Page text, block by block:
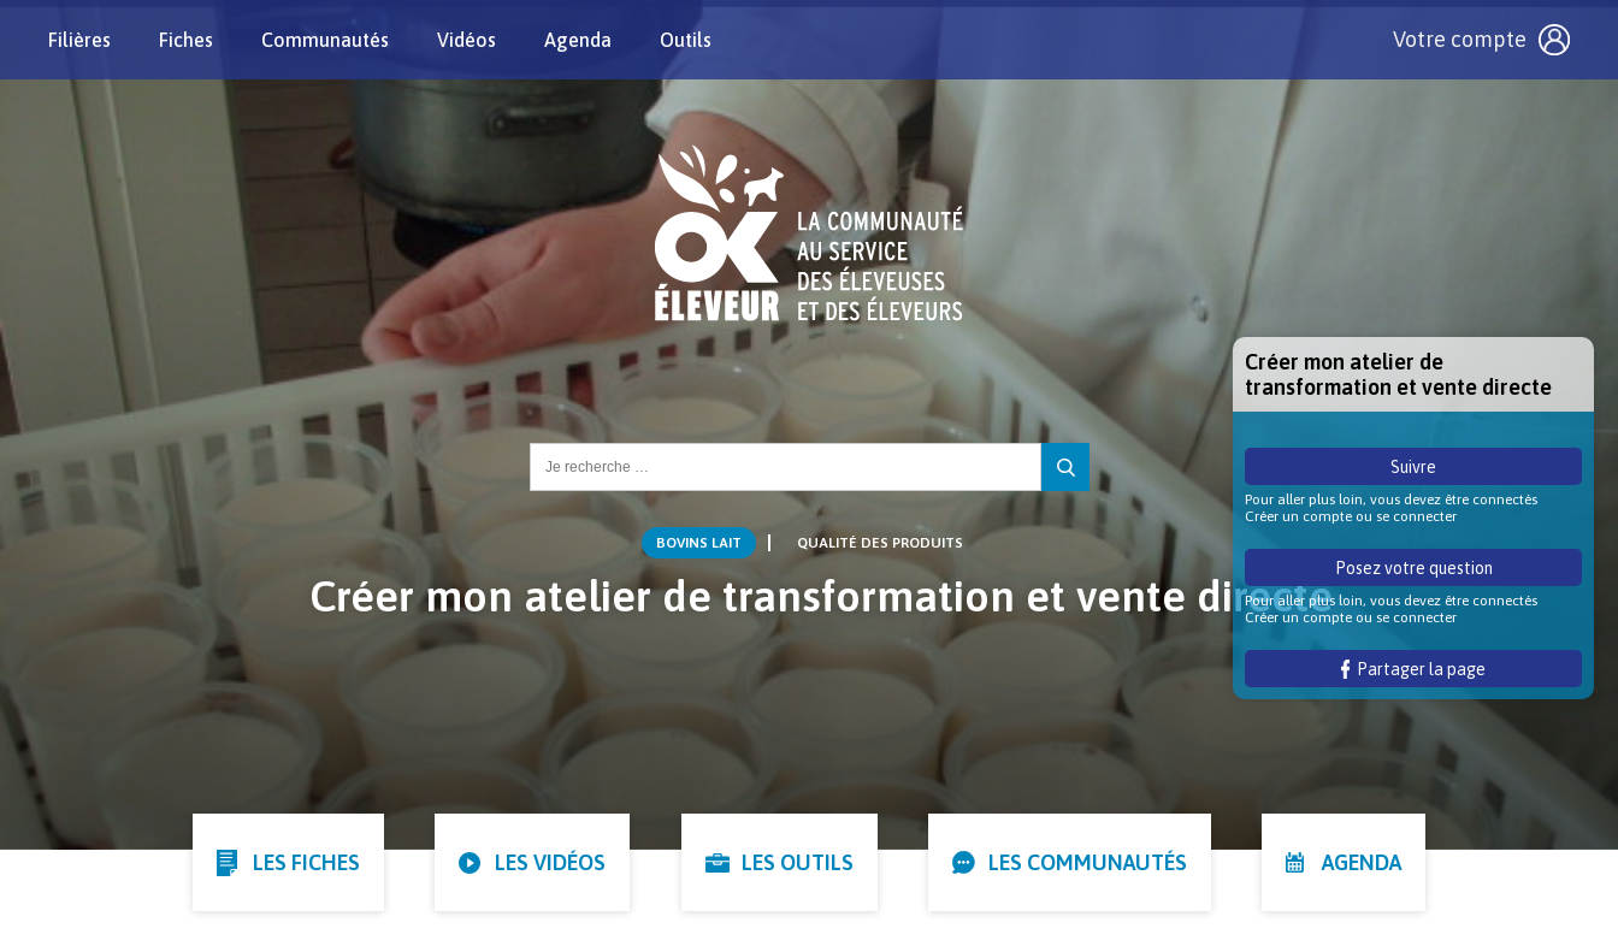
Filières Fiches Communautés Vidéos Agenda Outils Votre compte
Rechercher :
BOVINS LAIT QUALITÉ DES PRODUITS
Créer mon atelier de transformation et vente directe
LES FICHES LES VIDÉOS LES OUTILS LES COMMUNAUTÉS AGENDA
Créer mon atelier de
transformation et vente directe
Suivre
Pour aller plus loin, vous devez être connectés
Créer un compte ou se connecter
Posez votre question
Pour aller plus loin, vous devez être connectés
Créer un compte ou se connecter
Partager la page